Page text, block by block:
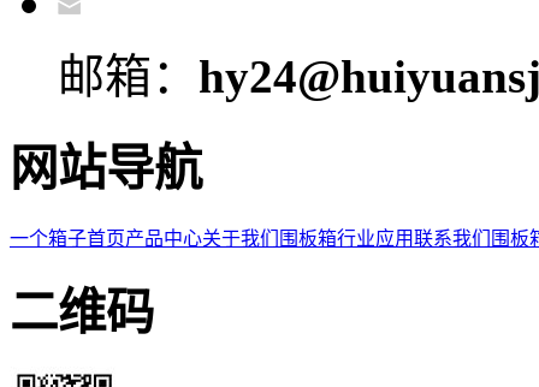
邮箱：
网站导航
一个箱子首页产品中心关于我们 围板箱行业应用联系我们 围板
二维码